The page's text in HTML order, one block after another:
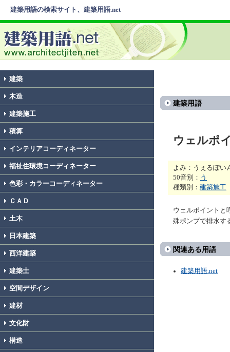
建築用語の検索サイト、建築用語.net
建築
木造
建築施工
積算
インテリアコーディネーター
福祉住環境コーディネーター
色彩・カラーコーディネーター
ＣＡＤ
土木
日本建築
西洋建築
建築士
空間デザイン
建材
文化財
構造
建築用語
ウェルポ
よみ：うぇるぽい
50音別： う
種類別： 建築施工
ウェルポイントと
殊ポンプで排水す
関連ある用語
建築用語.net